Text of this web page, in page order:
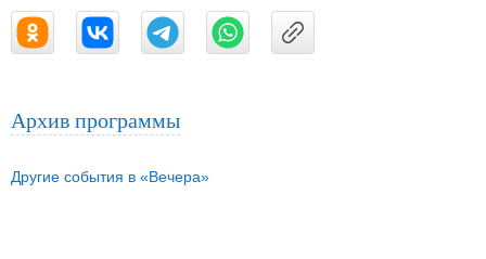
Архив программы
Другие события в «Вечера»